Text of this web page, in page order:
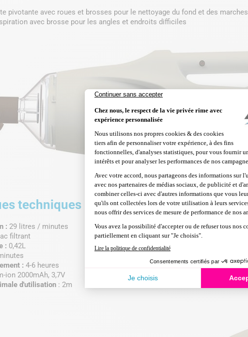
pivotante avec roues et brosses pour le nettoyage du fond et des marches
avec brosse pour les angles et endroits difficiles
techniques
: 29 litres / minutes
filtrant
: 0,42L
: 4-6 heures
ion 2000mAh, 3,7V
d'utilisation : 2m